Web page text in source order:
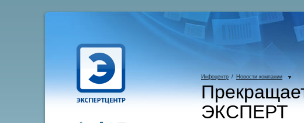
Инфоцентр / Новости компании
ЭКСПЕРТ